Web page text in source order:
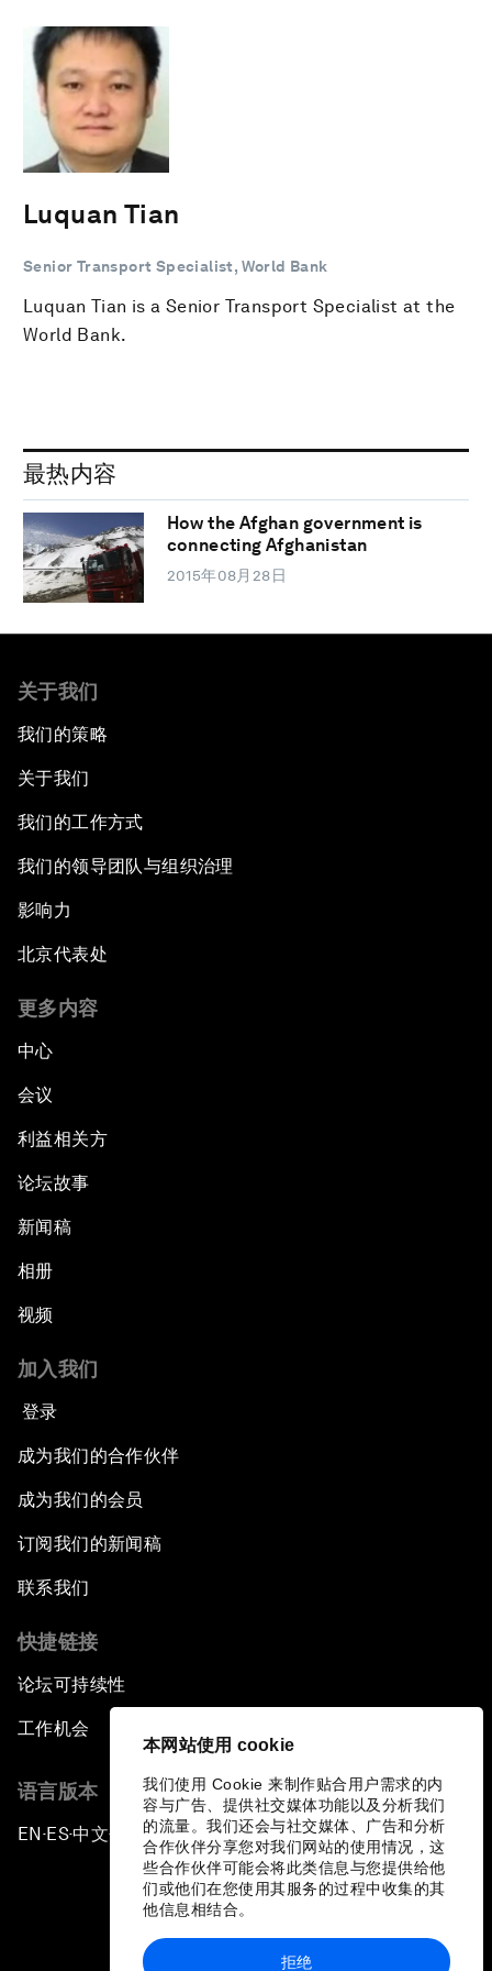
本网站使用 cookie
我们使用 Cookie 来制作贴合用户需求的内
容与广告、提供社交媒体功能以及分析我们
的流量。我们还会与社交媒体、广告和分析
合作伙伴分享您对我们网站的使用情况，这
些合作伙伴可能会将此类信息与您提供给他
们或他们在您使用其服务的过程中收集的其
他信息相结合。
拒绝
Luquan Tian
Senior Transport Specialist, World Bank
Luquan Tian is a Senior Transport Specialist at the
World Bank.
最热内容
How the Afghan government is
connecting Afghanistan
2015年08月28日
关于我们
我们的策略
关于我们
我们的工作方式
我们的领导团队与组织治理
影响力
北京代表处
更多内容
中心
会议
利益相关方
论坛故事
新闻稿
相册
视频
加入我们
登录
成为我们的合作伙伴
成为我们的会员
订阅我们的新闻稿
联系我们
快捷链接
论坛可持续性
工作机会
语言版本
EN ▪ES▪中文▪ 日本語